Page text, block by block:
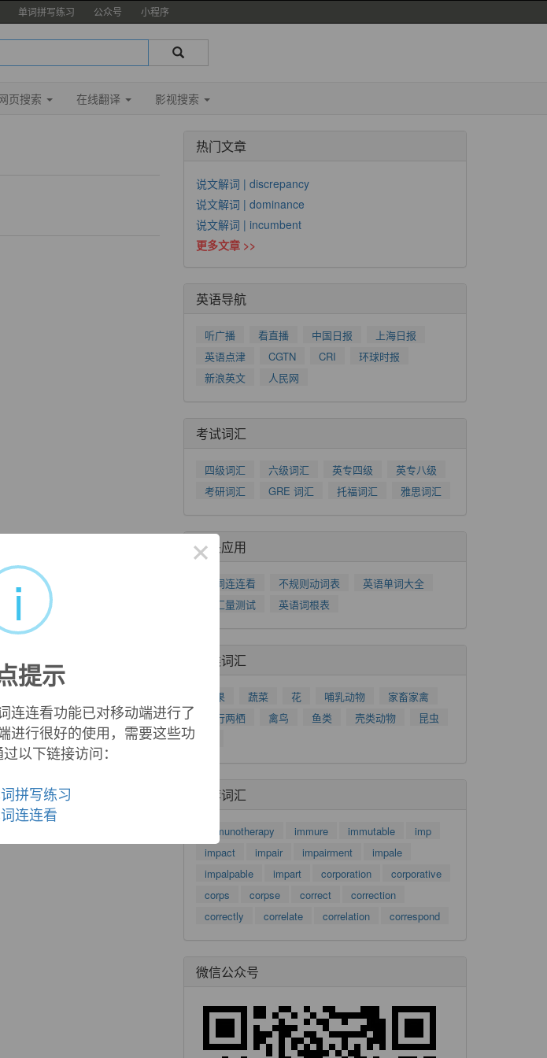
单词拼写练习 公众号 小程序
页搜索 在线翻译 影视搜索
热门文章
说文解词 | discrepancy
说文解词 | dominance
说文解词 | incumbent
更多文章 >>
英语导航
听广播 看直播 中国日报
上海日报
英语点津
CGTN CRI
环球时报
新浪英文
人民网
考试词汇
四级词汇 六级词汇 英专四级
英专八级
考研词汇
GRE 词汇 托福词汇 雅思词汇
相关应用
单词连连看 不规则动词表
英语单词大全
词汇量测试
英语词根表
分类词汇
水果 蔬菜 花 哺乳动物
家畜家禽
爬行两栖
禽鸟 鱼类 壳类动物
昆虫
推荐词汇
immunotherapy immure immutable
imp
impact
impair impairment
impale
impalpable
impart corporation
corporative
corps
corpse correct
correction
correctly
correlate correlation correspond
微信公众号
×
i
提示
连连看功能已对移动端进行了
进行很好的使用，需要这些功
以下链接访问：
拼写练习
连连看